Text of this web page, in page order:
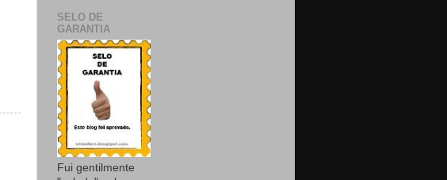
SELO DE
GARANTIA
Fui gentilmente